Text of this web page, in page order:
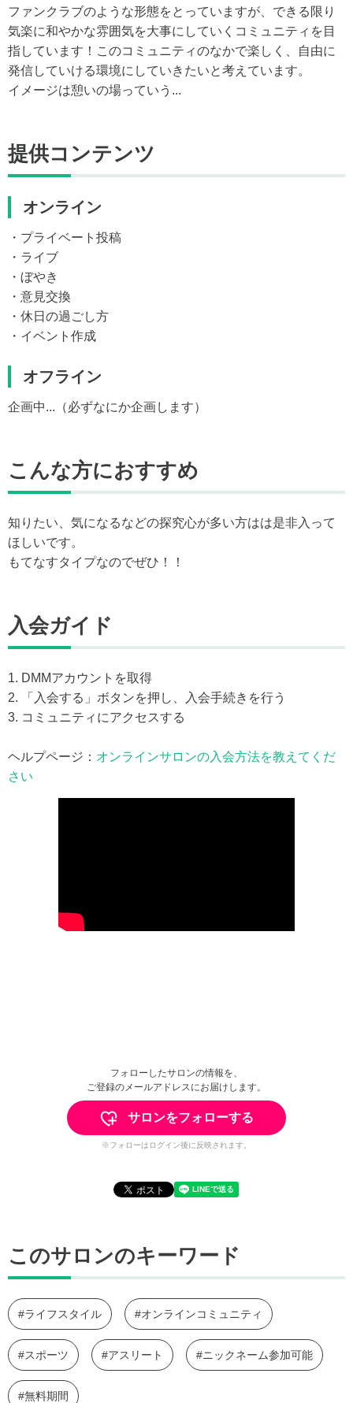
ファンクラブのような形態をとっていますが、できる限り
気楽に和やかな雰囲気を大事にしていくコミュニティを目
指しています！このコミュニティのなかで楽しく、自由に
発信していける環境にしていきたいと考えています。
イメージは憩いの場っていう...
提供コンテンツ
オンライン
・プライベート投稿
・ライブ
・ぼやき
・意見交換
・休日の過ごし方
・イベント作成
オフライン
企画中...（必ずなにか企画します）
こんな方におすすめ
知りたい、気になるなどの探究心が多い方はは是非入って
ほしいです。
もてなすタイプなのでぜひ！！
入会ガイド
1. DMMアカウントを取得
2. 「入会する」ボタンを押し、入会手続きを行う
3. コミュニティにアクセスする
ヘルプページ： オンラインサロンの入会方法を教えてくだ
さい
フォローしたサロンの情報を、
ご登録のメールアドレスにお届けします。
サロンをフォローする
※フォローはログイン後に反映されます。
このサロンのキーワード
#ライフスタイル #オンラインコミュニティ
#スポーツ #アスリート #ニックネーム参加可能
#無料期間